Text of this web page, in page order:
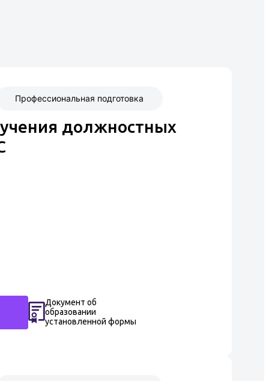
Профессиональная подготовка
должностных
Документ об
образовании
установленной формы